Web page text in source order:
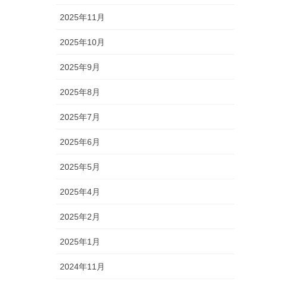
2025年11月
2025年10月
2025年9月
2025年8月
2025年7月
2025年6月
2025年5月
2025年4月
2025年2月
2025年1月
2024年11月